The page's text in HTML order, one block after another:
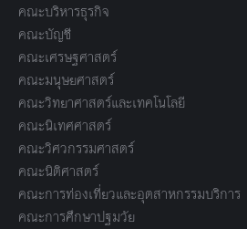
คณะบริหารธุรกิจ
คณะบัญชี
คณะเศรษฐศาสตร์
คณะมนุษยศาสตร์
คณะวิทยาศาสตร์และเทคโนโลยี
คณะนิเทศศาสตร์
คณะวิศวกรรมศาสตร์
คณะนิติศาสตร์
คณะการท่องเที่ยวและอุตสาหกรรมบริการ
คณะการศึกษาปฐมวัย